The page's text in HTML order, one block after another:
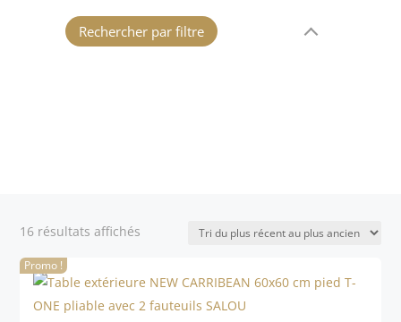
Rechercher par filtre
16 résultats affichés
récent
au
Promo !